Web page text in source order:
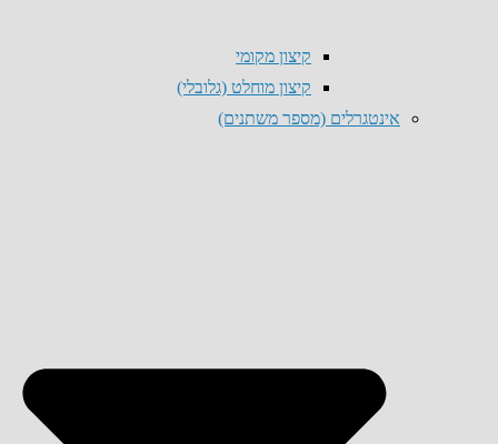
קיצון מקומי
קיצון מוחלט (גלובלי)
אינטגרלים (מספר משתנים)